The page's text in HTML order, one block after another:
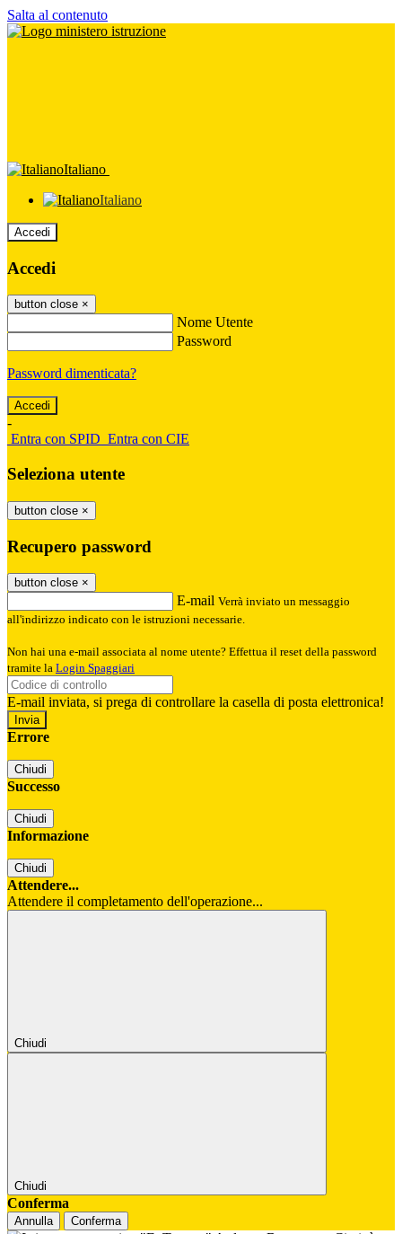
Salta al contenuto
Italiano
Italiano
Accedi
Accedi
button close ×
Nome Utente
Password
Password dimenticata?
-
Entra con SPID Entra con CIE
Seleziona utente
button close ×
Recupero password
button close ×
E-mail Verrà inviato un messaggio
all'indirizzo indicato con le istruzioni necessarie.
Non hai una e-mail associata al nome utente? Effettua il reset della password
tramite la Login Spaggiari
E-mail inviata, si prega di controllare la casella di posta elettronica!
Errore
Chiudi
Successo
Chiudi
Informazione
Chiudi
Attendere...
Attendere il completamento dell'operazione...
Chiudi
Chiudi
Conferma
Annulla Conferma